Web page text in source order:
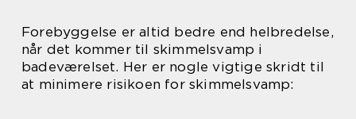
Forebyggelse er altid bedre end helbredelse,
når det kommer til skimmelsvamp i
badeværelset. Her er nogle vigtige skridt til
at minimere risikoen for skimmelsvamp: